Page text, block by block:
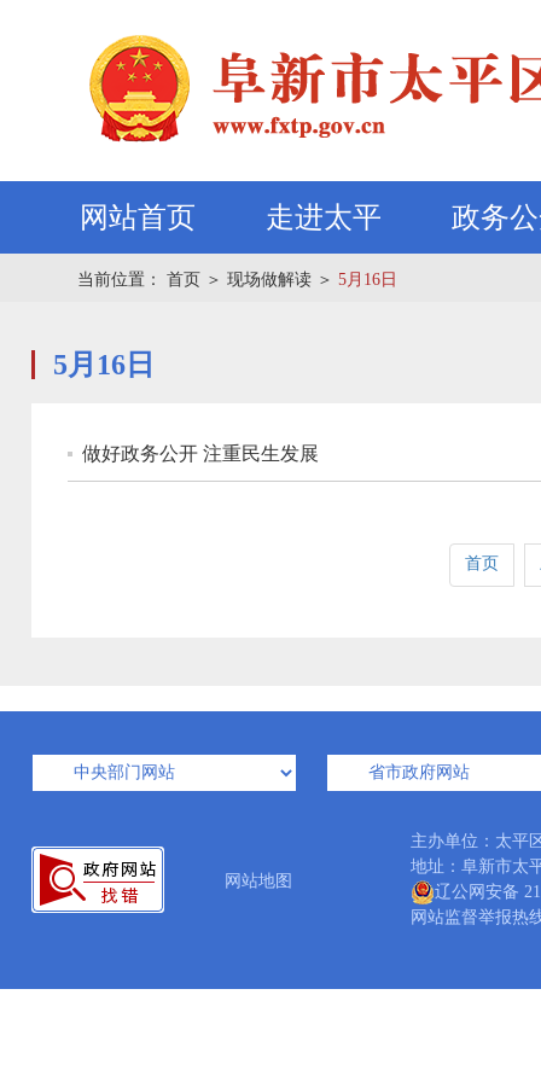
网站首页 走进太平 政务
当前位置： 首页 ＞ 现场做解读 ＞ 5月16日
5月16日
做好政务公开 注重民生发展
首页
网站地图
主办单位：太
地址：阜新市
辽公网安备
网站监督举报热